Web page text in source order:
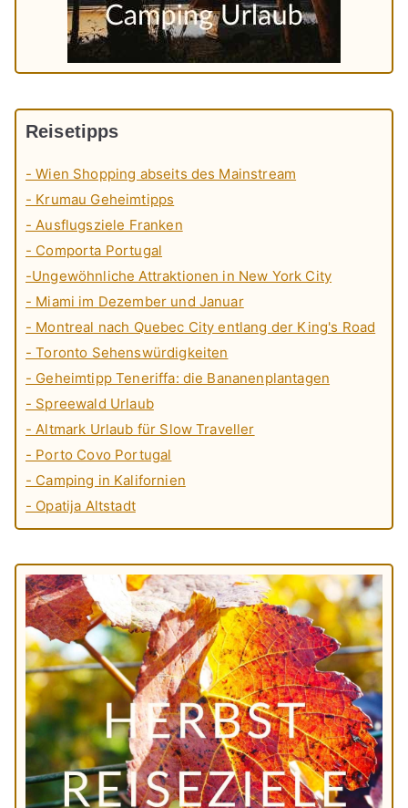
Reisetipps
- Wien Shopping abseits des Mainstream
- Krumau Geheimtipps
- Ausflugsziele Franken
- Comporta Portugal
-Ungewöhnliche Attraktionen in New York City
- Miami im Dezember und Januar
- Montreal nach Quebec City entlang der King's Road
- Toronto Sehenswürdigkeiten
- Geheimtipp Teneriffa: die Bananenplantagen
- Spreewald Urlaub
- Altmark Urlaub für Slow Traveller
- Porto Covo Portugal
- Camping in Kalifornien
- Opatija Altstadt